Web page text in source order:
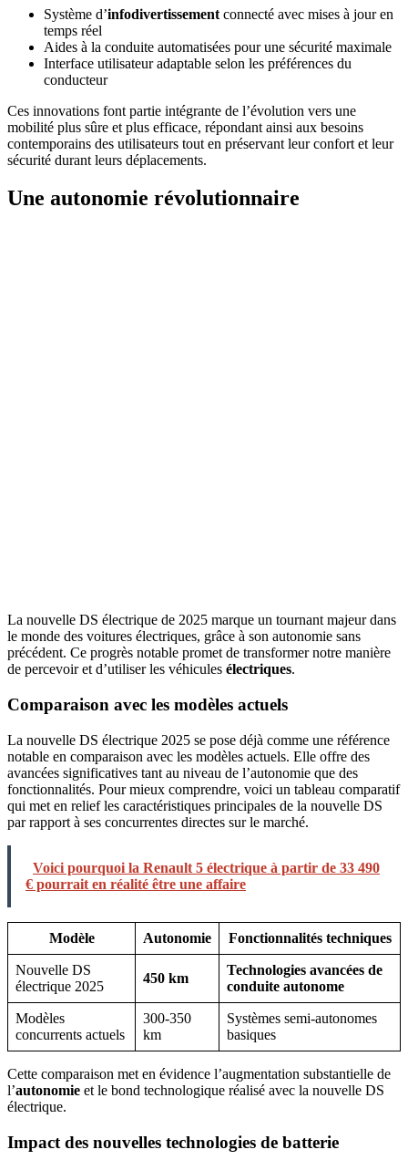
Système d’infodivertissement connecté avec mises à jour en
temps réel
Aides à la conduite automatisées pour une sécurité maximale
Interface utilisateur adaptable selon les préférences du
conducteur
Ces innovations font partie intégrante de l’évolution vers une
mobilité plus sûre et plus efficace, répondant ainsi aux besoins
contemporains des utilisateurs tout en préservant leur confort et leur
sécurité durant leurs déplacements.
Une autonomie révolutionnaire
La nouvelle DS électrique de 2025 marque un tournant majeur dans
le monde des voitures électriques, grâce à son autonomie sans
précédent. Ce progrès notable promet de transformer notre manière
de percevoir et d’utiliser les véhicules électriques.
Comparaison avec les modèles actuels
La nouvelle DS électrique 2025 se pose déjà comme une référence
notable en comparaison avec les modèles actuels. Elle offre des
avancées significatives tant au niveau de l’autonomie que des
fonctionnalités. Pour mieux comprendre, voici un tableau comparatif
qui met en relief les caractéristiques principales de la nouvelle DS
par rapport à ses concurrentes directes sur le marché.
Voici pourquoi la Renault 5 électrique à partir de 33 490
€ pourrait en réalité être une affaire
Modèle Autonomie Fonctionnalités techniques
Nouvelle DS
électrique 2025
450 km
Technologies avancées de
conduite autonome
Modèles
concurrents actuels
300-350
km
Systèmes semi-autonomes
basiques
Cette comparaison met en évidence l’augmentation substantielle de
l’autonomie et le bond technologique réalisé avec la nouvelle DS
électrique.
Impact des nouvelles technologies de batterie